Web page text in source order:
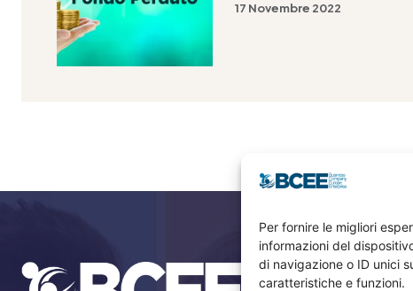
Per fornire le migliori
informazioni del
di navigazione o ID unici
caratteristiche e funzioni.
17 Novembre 2022